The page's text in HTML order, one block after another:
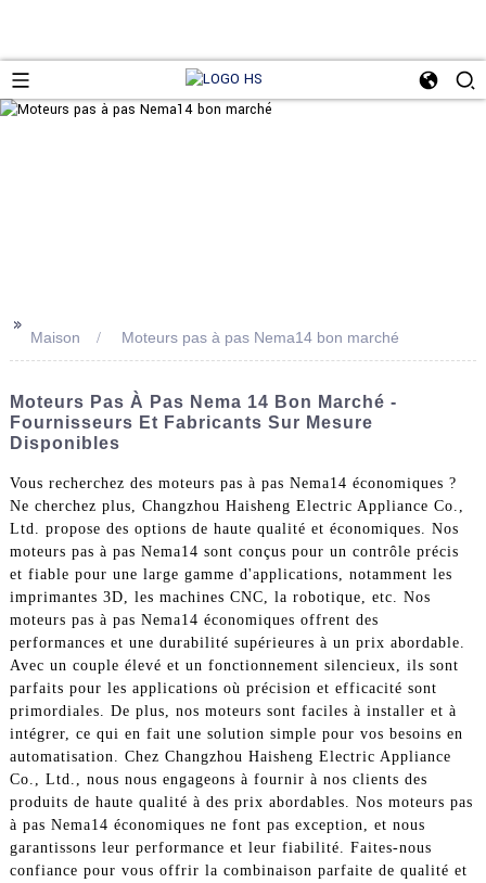
>>
Maison Moteurs pas à pas Nema14 bon marché
Moteurs Pas À Pas Nema 14 Bon Marché -
Fournisseurs Et Fabricants Sur Mesure
Disponibles
Vous recherchez des moteurs pas à pas Nema14 économiques ?
Ne cherchez plus, Changzhou Haisheng Electric Appliance Co.,
Ltd. propose des options de haute qualité et économiques. Nos
moteurs pas à pas Nema14 sont conçus pour un contrôle précis
et fiable pour une large gamme d'applications, notamment les
imprimantes 3D, les machines CNC, la robotique, etc. Nos
moteurs pas à pas Nema14 économiques offrent des
performances et une durabilité supérieures à un prix abordable.
Avec un couple élevé et un fonctionnement silencieux, ils sont
parfaits pour les applications où précision et efficacité sont
primordiales. De plus, nos moteurs sont faciles à installer et à
intégrer, ce qui en fait une solution simple pour vos besoins en
automatisation. Chez Changzhou Haisheng Electric Appliance
Co., Ltd., nous nous engageons à fournir à nos clients des
produits de haute qualité à des prix abordables. Nos moteurs pas
à pas Nema14 économiques ne font pas exception, et nous
garantissons leur performance et leur fiabilité. Faites-nous
confiance pour vous offrir la combinaison parfaite de qualité et